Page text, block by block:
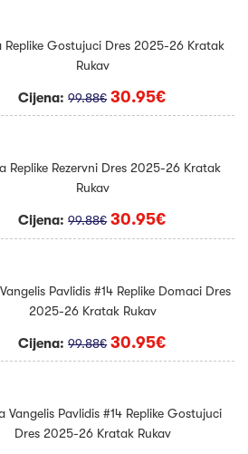
Replike Gostujuci Dres 2025-26 Kratak
Rukav
Cijena:99.88€ 30.95€
Replike Rezervni Dres 2025-26 Kratak
Rukav
Cijena:99.88€ 30.95€
Pavlidis #14 Replike Domaci Dres
2025-26 Kratak Rukav
Cijena:99.88€ 30.95€
Vangelis Pavlidis #14 Replike Gostujuci
Dres 2025-26 Kratak Rukav